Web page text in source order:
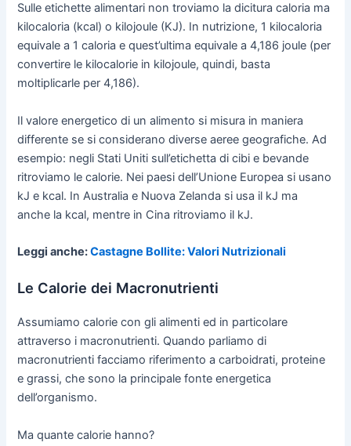
Sulle etichette alimentari non troviamo la dicitura caloria ma
kilocaloria (kcal) o kilojoule (KJ). In nutrizione, 1 kilocaloria
equivale a 1 caloria e quest’ultima equivale a 4,186 joule (per
convertire le kilocalorie in kilojoule, quindi, basta
moltiplicarle per 4,186).
Il valore energetico di un alimento si misura in maniera
differente se si considerano diverse aeree geografiche. Ad
esempio: negli Stati Uniti sull’etichetta di cibi e bevande
ritroviamo le calorie. Nei paesi dell’Unione Europea si usano
kJ e kcal. In Australia e Nuova Zelanda si usa il kJ ma
anche la kcal, mentre in Cina ritroviamo il kJ.
Leggi anche:Castagne Bollite: Valori Nutrizionali
Le Calorie dei Macronutrienti
Assumiamo calorie con gli alimenti ed in particolare
attraverso i macronutrienti. Quando parliamo di
macronutrienti facciamo riferimento a carboidrati, proteine
e grassi, che sono la principale fonte energetica
dell’organismo.
Ma quante calorie hanno?